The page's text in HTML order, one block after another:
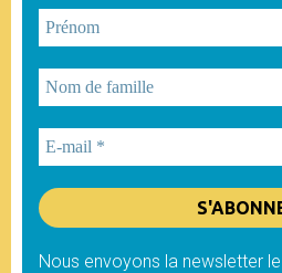
Nous envoyons la newsletter